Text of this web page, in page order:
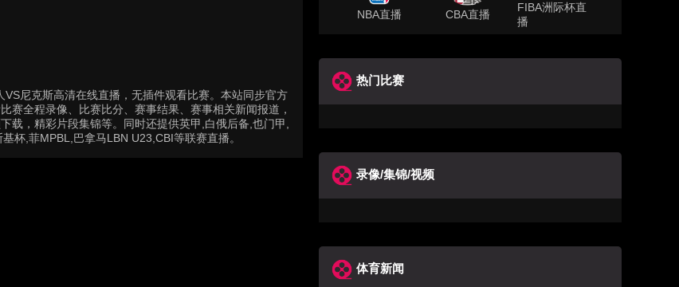
尼克斯高清在线直播，无插件观看比赛。本站同步官方
赛全程录像、比赛比分、赛事结果、赛事相关新闻报道，
载，精彩片段集锦等。同时还提供英甲,白俄后备,也门甲,
杯,菲MPBL,巴拿马LBN U23,CBI等联赛直播。
NBA直播 CBA直播
FIBA洲际杯直
播
热门比赛
录像/集锦/视频
体育新闻